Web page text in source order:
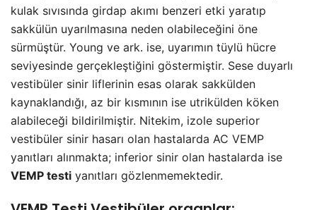
kulak sıvısında girdap akımı benzeri etki yaratıp
sakkülün uyarılmasına neden olabileceğini öne
sürmüştür. Young ve ark. ise, uyarımın tüylü hücre
seviyesinde gerçekleştiğini göstermiştir. Sese duyarlı
vestibüler sinir liflerinin esas olarak sakkülden
kaynaklandığı, az bir kısmının ise utrikülden köken
alabileceği bildirilmiştir. Nitekim, izole superior
vestibüler sinir hasarı olan hastalarda AC VEMP
yanıtları alınmakta; inferior sinir olan hastalarda ise
VEMP testi yanıtları gözlenmemektedir.